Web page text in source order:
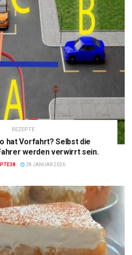
REZEPTE
hat Vorfahrt? Selbst die
werden verwirrt sein.
28 JANUAR 2026